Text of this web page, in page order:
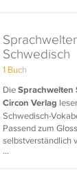
Schwedisch
1 Buch
DieSprachwelten
Circon Verlag
Schwedisch-
Passend zum
selbstverständlich
...